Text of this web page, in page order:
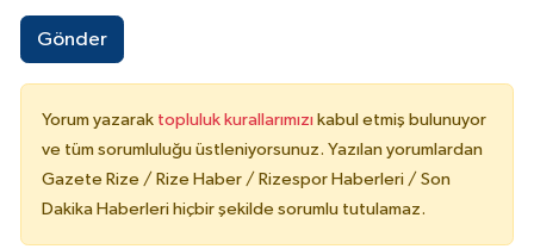
Gönder
Yorum yazarak topluluk kurallarımızı kabul etmiş bulunuyor
ve tüm sorumluluğu üstleniyorsunuz. Yazılan yorumlardan
Gazete Rize / Rize Haber / Rizespor Haberleri / Son
Dakika Haberleri hiçbir şekilde sorumlu tutulamaz.